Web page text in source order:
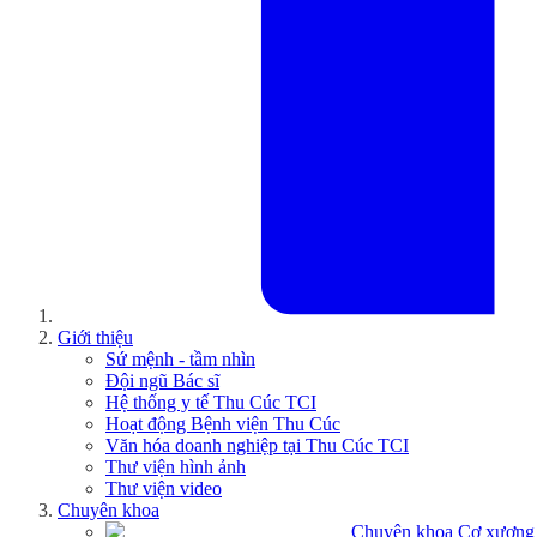
Giới thiệu
Sứ mệnh - tầm nhìn
Đội ngũ Bác sĩ
Hệ thống y tế Thu Cúc TCI
Hoạt động Bệnh viện Thu Cúc
Văn hóa doanh nghiệp tại Thu Cúc TCI
Thư viện hình ảnh
Thư viện video
Chuyên khoa
Chuyên khoa Cơ